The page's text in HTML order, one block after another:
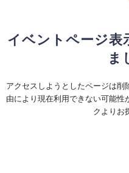
イベントページ表
ま
アクセスしようとしたページは
由により現在利用できない可能
クよりお